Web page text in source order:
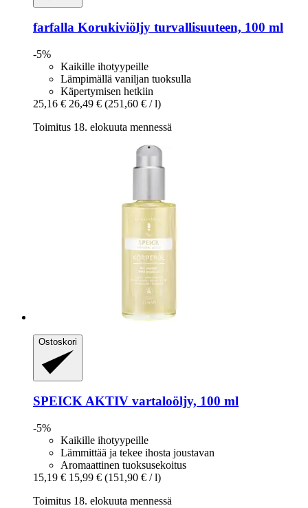
farfalla Korukiviöljy turvallisuuteen, 100 ml
-5%
Kaikille ihotyypeille
Lämpimällä vaniljan tuoksulla
Käpertymisen hetkiin
25,16 € 26,49 € (251,60 € / l)
Toimitus 18. elokuuta mennessä
Ostoskori
SPEICKAKTIV vartaloöljy, 100 ml
-5%
Kaikille ihotyypeille
Lämmittää ja tekee ihosta joustavan
Aromaattinen tuoksusekoitus
15,19 € 15,99 € (151,90 € / l)
Toimitus 18. elokuuta mennessä